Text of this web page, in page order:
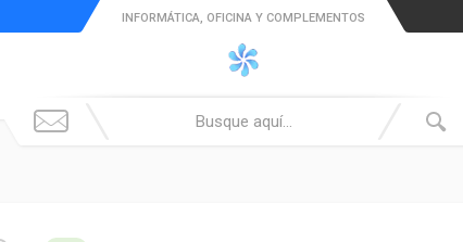
INFORMÁTICA, OFICINA Y COMPLEMENTOS